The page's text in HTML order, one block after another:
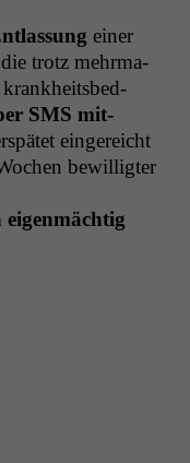
ein­er
trotz mehrma­
SMS mit­
ein­gere­icht
bewil­ligter
eigen­mächtig